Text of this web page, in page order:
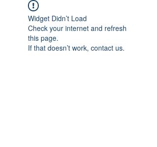
Widget Didn’t Load
Check your internet and refresh
this page.
If that doesn’t work, contact us.